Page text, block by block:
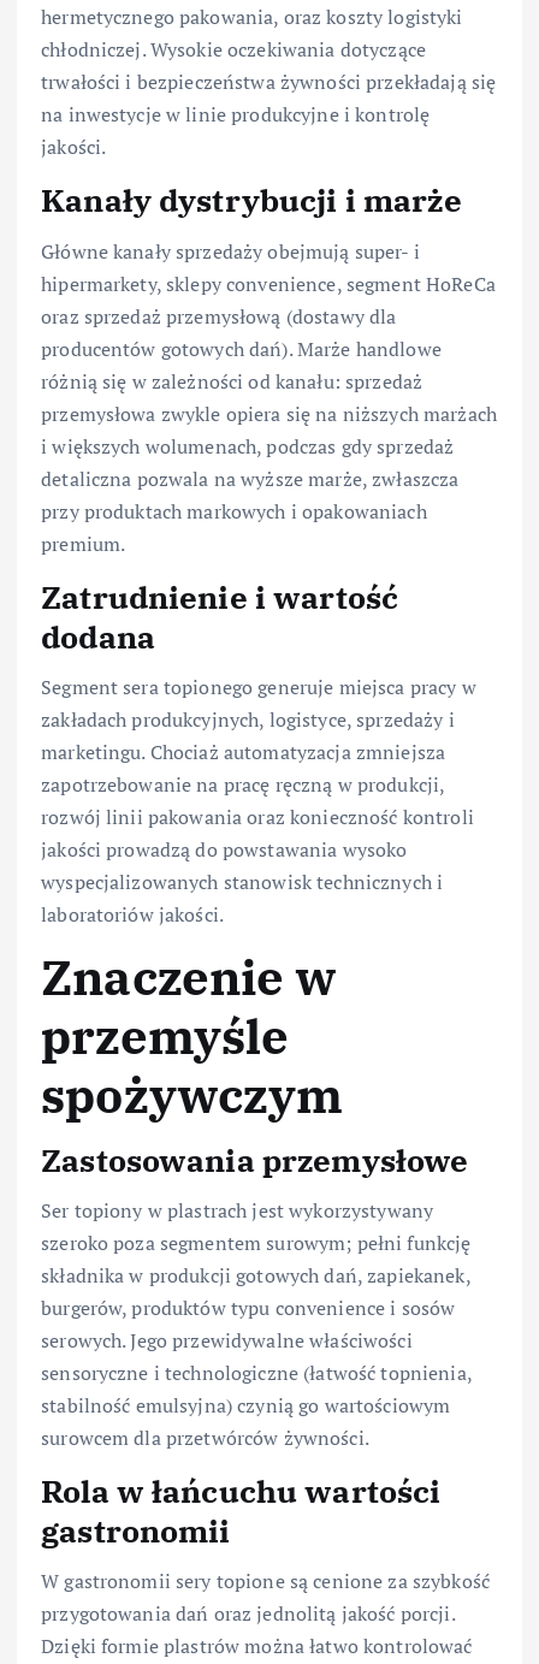
hermetycznego pakowania, oraz koszty logistyki
chłodniczej. Wysokie oczekiwania dotyczące
trwałości i bezpieczeństwa żywności przekładają się
na inwestycje w linie produkcyjne i kontrolę
jakości.
Kanały dystrybucji i marże
Główne kanały sprzedaży obejmują super- i
hipermarkety, sklepy convenience, segment HoReCa
oraz sprzedaż przemysłową (dostawy dla
producentów gotowych dań). Marże handlowe
różnią się w zależności od kanału: sprzedaż
przemysłowa zwykle opiera się na niższych marżach
i większych wolumenach, podczas gdy sprzedaż
detaliczna pozwala na wyższe marże, zwłaszcza
przy produktach markowych i opakowaniach
premium.
Zatrudnienie i wartość
dodana
Segment sera topionego generuje miejsca pracy w
zakładach produkcyjnych, logistyce, sprzedaży i
marketingu. Chociaż automatyzacja zmniejsza
zapotrzebowanie na pracę ręczną w produkcji,
rozwój linii pakowania oraz konieczność kontroli
jakości prowadzą do powstawania wysoko
wyspecjalizowanych stanowisk technicznych i
laboratoriów jakości.
Znaczenie w
przemyśle
spożywczym
Zastosowania przemysłowe
Ser topiony w plastrach jest wykorzystywany
szeroko poza segmentem surowym; pełni funkcję
składnika w produkcji gotowych dań, zapiekanek,
burgerów, produktów typu convenience i sosów
serowych. Jego przewidywalne właściwości
sensoryczne i technologiczne (łatwość topnienia,
stabilność emulsyjna) czynią go wartościowym
surowcem dla przetwórców żywności.
Rola w łańcuchu wartości
gastronomii
W gastronomii sery topione są cenione za szybkość
przygotowania dań oraz jednolitą jakość porcji.
Dzięki formie plastrów można łatwo kontrolować